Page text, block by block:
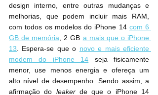
design interno, entre outras mudanças e
melhorias, que podem incluir mais RAM,
com todos os modelos do ‌iPhone 14‌ com 6
GB de memória , 2 GB a mais que o iPhone
13 . Espera-se que o novo e mais eficiente
modem do ‌iPhone 14 ‌ seja fisicamente
menor, use menos energia e ofereça um
alto nível de desempenho. Sendo assim, a
afirmação do leaker de que o ‌iPhone 14‌